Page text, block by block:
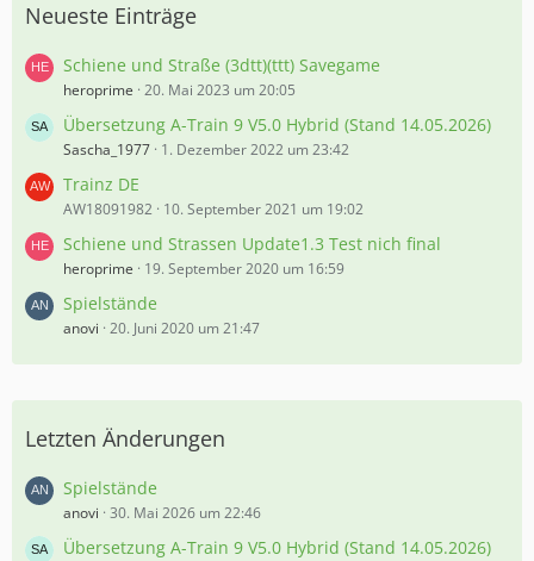
Neueste Einträge
Schiene und Straße (3dtt)(ttt) Savegame
heroprime 20. Mai 2023 um 20:05
Übersetzung A-Train 9 V5.0 Hybrid (Stand 14.05.2026)
Sascha_1977 1. Dezember 2022 um 23:42
Trainz DE
AW18091982 10. September 2021 um 19:02
Schiene und Strassen Update1.3 Test nich final
heroprime 19. September 2020 um 16:59
Spielstände
anovi 20. Juni 2020 um 21:47
Letzten Änderungen
Spielstände
anovi 30. Mai 2026 um 22:46
Übersetzung A-Train 9 V5.0 Hybrid (Stand 14.05.2026)